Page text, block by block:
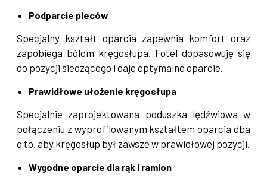
Podparcie pleców
Specjalny kształt oparcia zapewnia komfort oraz
zapobiega bólom kręgosłupa. Fotel dopasowuję się
do pozycji siedzącego i daje optymalne oparcie.
Prawidłowe ułożenie kręgosłupa
Specjalnie zaprojektowana poduszka lędźwiowa w
połączeniu z wyprofilowanym kształtem oparcia dba
o to, aby kręgosłup był zawsze w prawidłowej pozycji.
Wygodne oparcie dla rąk i ramion